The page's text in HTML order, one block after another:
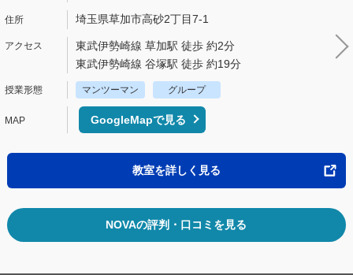
埼玉県草加市高砂2丁目7-1
東武伊勢崎線 草加駅 徒歩 約2分
東武伊勢崎線 谷塚駅 徒歩 約19分
マンツーマン グループ
GoogleMapで見る
教室を詳しく見る
NOVAの評判・口コミを見る